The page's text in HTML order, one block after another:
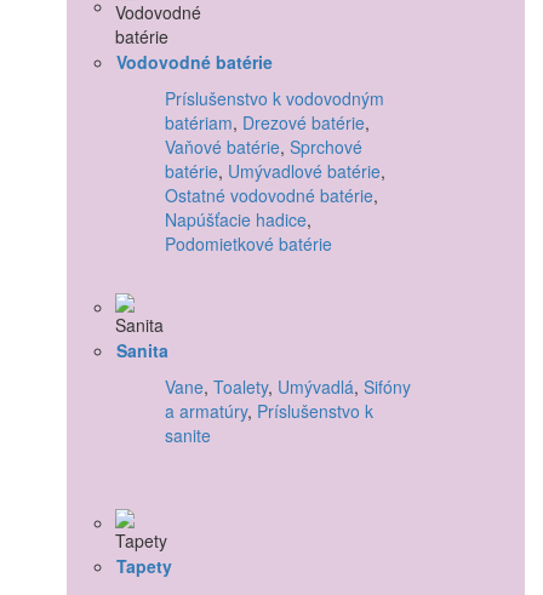
Vodovodné batérie
Príslušenstvo k vodovodným
batériam, Drezové batérie,
Vaňové batérie, Sprchové
batérie, Umývadlové batérie,
Ostatné vodovodné batérie,
Napúšťacie hadice,
Podomietkové batérie
Sanita
Vane, Toalety, Umývadlá, Sifóny
a armatúry, Príslušenstvo k
sanite
Tapety